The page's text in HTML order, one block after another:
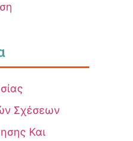
Σχέσεων
Και